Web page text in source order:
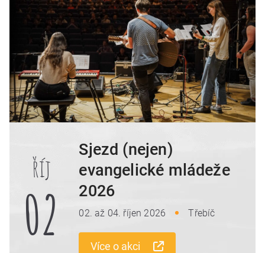
říj
02
Sjezd (nejen)
evangelické mládeže
2026
02. až 04. říjen 2026 Třebíč
Více o akci